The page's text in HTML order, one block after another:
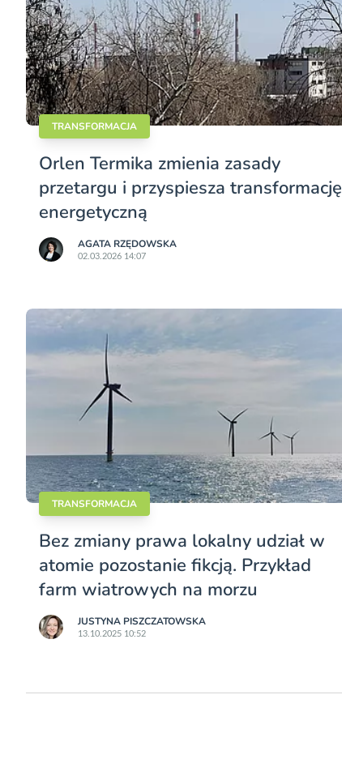
TRANSFORMACJA
Orlen Termika zmienia zasady
przetargu i przyspiesza transformację
energetyczną
AGATA RZĘDOWSKA
02.03.2026 14:07
TRANSFORMACJA
Bez zmiany prawa lokalny udział w
atomie pozostanie fikcją. Przykład
farm wiatrowych na morzu
JUSTYNA PISZCZATOWSKA
13.10.2025 10:52